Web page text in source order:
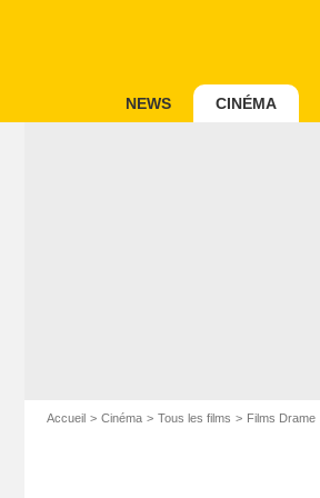
NEWS CINÉMA
Accueil Cinéma Tous les films Films Drame